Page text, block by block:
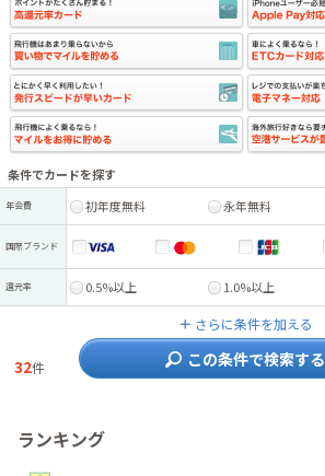
条件でカードを探す
年会費 初年度無料 永年無料
国際ブランド
還元率 0.5%以上 1.0%以上
＋ さらに条件を加える
32件 この条件で検索する
ランキング